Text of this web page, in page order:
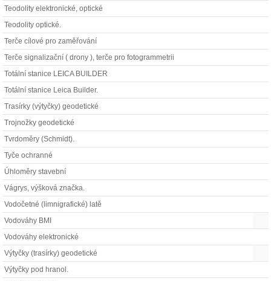
Teodolity elektronické, optické
Teodolity optické.
Terče cílové pro zaměřování
Terče signalizační ( drony ), terče pro fotogrammetrii
Totální stanice LEICA BUILDER
Totální stanice Leica Builder.
Trasírky (výtyčky) geodetické
Trojnožky geodetické
Tvrdoměry (Schmidt).
Tyče ochranné
Úhloměry stavební
Vágrys, výšková značka.
Vodočetné (limnigrafické) latě
Vodováhy BMI
Vodováhy elektronické
Výtyčky (trasírky) geodetické
Výtyčky pod hranol.